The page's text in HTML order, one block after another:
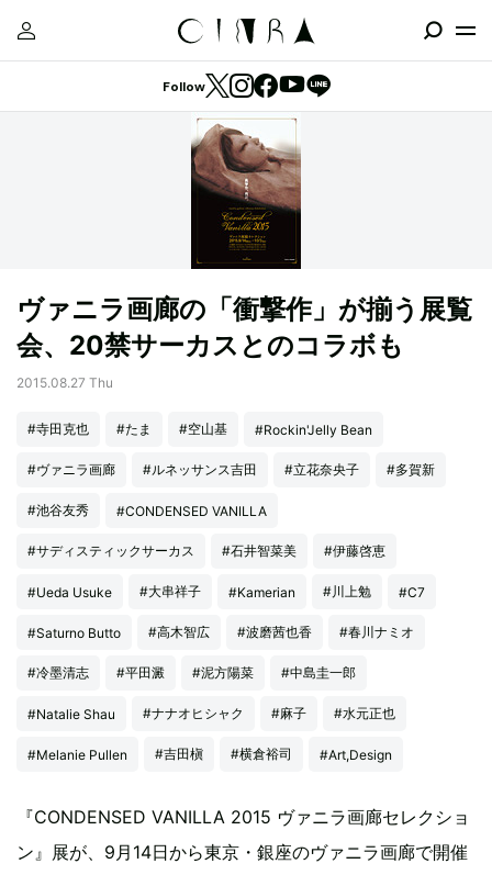
Follow
ヴァニラ画廊の「衝撃作」が揃う展覧
会、20禁サーカスとのコラボも
2015.08.27 Thu
#寺田克也 #たま #空山基 #Rockin'Jelly Bean
#ヴァニラ画廊 #ルネッサンス吉田 #立花奈央子 #多賀新
#池谷友秀 #CONDENSED VANILLA
#サディスティックサーカス #石井智菜美 #伊藤啓恵
#Ueda Usuke #大串祥子 #Kamerian #川上勉 #C7
#Saturno Butto #高木智広 #波磨茜也香 #春川ナミオ
#冷墨清志 #平田澱 #泥方陽菜 #中島圭一郎
#Natalie Shau #ナナオヒシャク #麻子 #水元正也
#Melanie Pullen #吉田槇 #横倉裕司 #Art,Design
『CONDENSED VANILLA 2015 ヴァニラ画廊セレクショ
ン』展が、9月14日から東京・銀座のヴァニラ画廊で開催